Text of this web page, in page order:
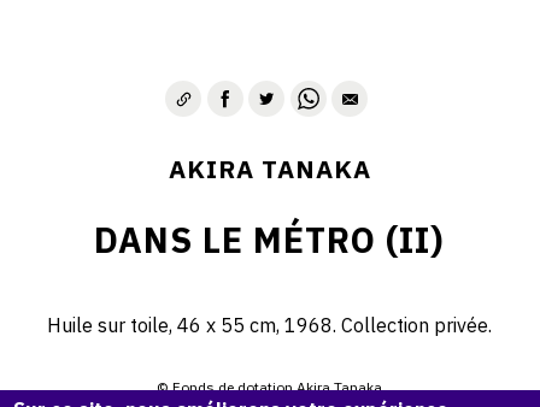
AKIRA TANAKA
DANS LE MÉTRO (II)
Huile sur toile, 46 x 55 cm, 1968. Collection privée.
© Fonds de dotation Akira Tanaka